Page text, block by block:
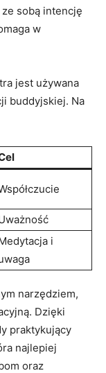
sobą intencję
w
jest używana
buddyjskiej. Na​
i
narzędziem,
Dzięki
praktykujący
najlepiej
oraz